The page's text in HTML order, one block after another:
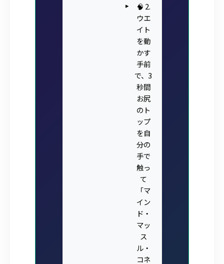
🧠 2.
ウエ
イト
を動
かす
手前
で、3
秒間
お尻
のト
ップ
を自
分の
手で
触っ
て
「マ
イン
ド・
マッ
ス
ル・
コネ